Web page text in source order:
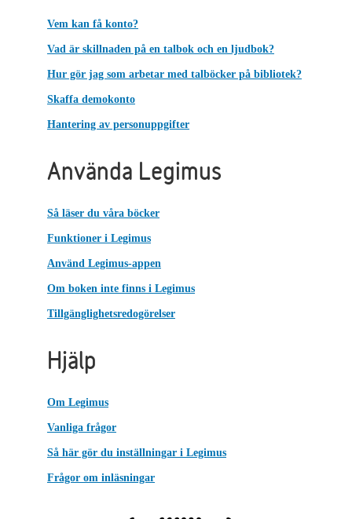
Vem kan få konto?
Vad är skillnaden på en talbok och en ljudbok?
Hur gör jag som arbetar med talböcker på bibliotek?
Skaffa demokonto
Hantering av personuppgifter
Använda Legimus
Så läser du våra böcker
Funktioner i Legimus
Använd Legimus-appen
Om boken inte finns i Legimus
Tillgänglighetsredogörelser
Hjälp
Om Legimus
Vanliga frågor
Så här gör du inställningar i Legimus
Frågor om inläsningar